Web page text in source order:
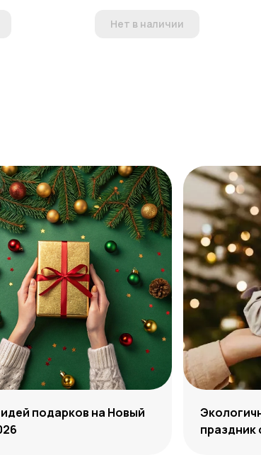
Нет в наличии
подарков на Новый
праздник